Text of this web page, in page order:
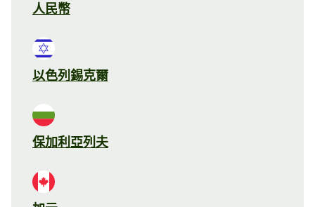
人民幣
以色列錫克爾
保加利亞列夫